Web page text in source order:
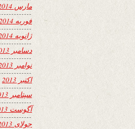
مارس 2014
فوریه 2014
ژانویه 2014
دسامبر 2013
نوامبر 2013
اکتبر 2013
سپتامبر 2013
آگوست 2013
جولای 2013